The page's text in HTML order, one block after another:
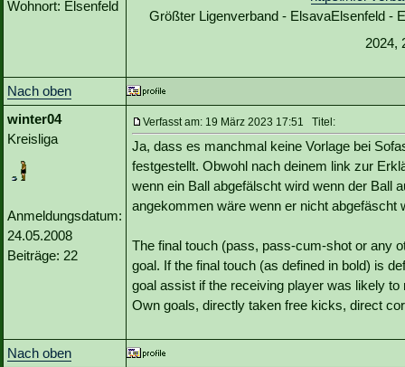
Wohnort: Elsenfeld
Größter Ligenverband - ElsavaElsenfeld -
2024,
Nach oben
winter04
Kreisliga
Anmeldungsdatum:
24.05.2008
Beiträge: 22
Verfasst am: 19 März 2023 17:51 Titel:
Ja, dass es manchmal keine Vorlage bei
festgestellt. Obwohl nach deinem link zur
wenn ein Ball abgefälscht wird wenn der Ball
angekommen wäre wenn er nicht abgefäscht
The final touch (pass, pass-cum-shot or any
goal. If the final touch (as defined in bold) is
goal assist if the receiving player was likely
Own goals, directly taken free kicks, direct
Nach oben